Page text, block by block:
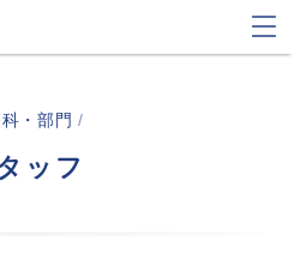
・部門 /
ッフ